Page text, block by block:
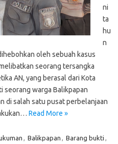
ni
ta
hu
n
oleh sebuah kasus
seorang tersangka
AN, yang berasal dari Kota
seorang warga Balikpapan
di salah satu pusat perbelanjaan
Read More »
, Balikpapan , Barang bukti ,